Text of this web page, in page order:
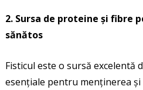
2. Sursa de proteine și fibre
sănătos
Fisticul este o sursă excelentă
esențiale pentru menținerea și